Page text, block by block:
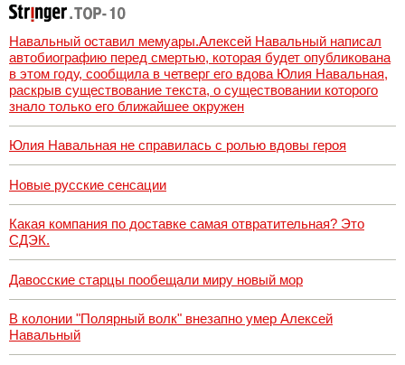
Навальный оставил мемуары.Алексей Навальный написал
автобиографию перед смертью, которая будет опубликована
в этом году, сообщила в четверг его вдова Юлия Навальная,
раскрыв существование текста, о существовании которого
знало только его ближайшее окружен
Юлия Навальная не справилась с ролью вдовы героя
Новые русские сенсации
Какая компания по доставке самая отвратительная? Это
СДЭК.
Давосские старцы пообещали миру новый мор
В колонии "Полярный волк" внезапно умер Алексей
Навальный